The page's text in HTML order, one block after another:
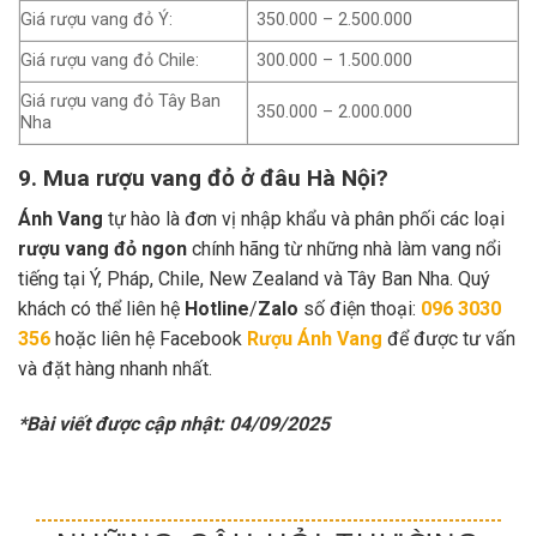
Giá rượu vang đỏ Ý:
350.000 – 2.500.000
Giá rượu vang đỏ Chile:
300.000 – 1.500.000
Giá rượu vang đỏ Tây Ban
Nha
350.000 – 2.000.000
9. Mua rượu vang đỏ ở đâu Hà Nội?
Ánh Vang tự hào là đơn vị nhập khẩu và phân phối các loại
rượu vang đỏ ngon chính hãng từ những nhà làm vang nổi
tiếng tại Ý, Pháp, Chile, New Zealand và Tây Ban Nha. Quý
khách có thể liên hệ Hotline/Zalo số điện thoại: 096 3030
356 hoặc liên hệ Facebook Rượu Ánh Vang để được tư vấn
và đặt hàng nhanh nhất.
*Bài viết được cập nhật: 04/09/2025